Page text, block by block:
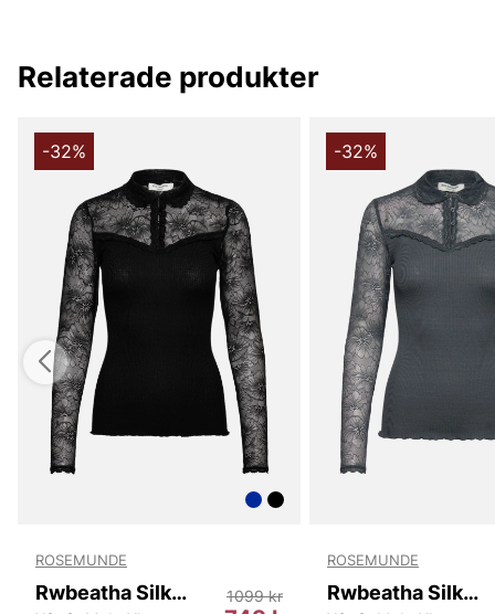
Relaterade produkter
-32%
ROSEMUNDE
Rwbeatha Silk Ls Lace Polo T-shirt 1099 kr
-32%
ROSEMUNDE
Rwbeatha Silk Ls Lace Polo T-shirt